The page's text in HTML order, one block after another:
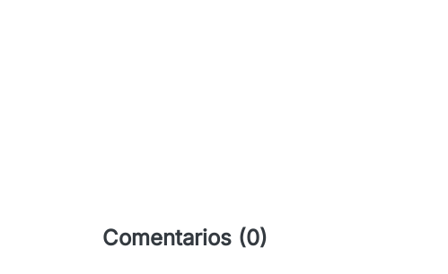
Comentarios (0)